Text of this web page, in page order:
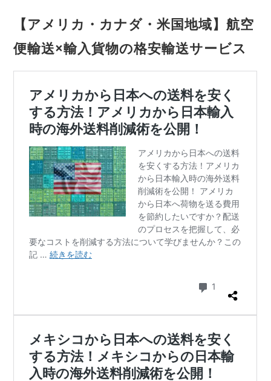
【アメリカ・カナダ・米国地域】航空
便輸送×輸入貨物の格安輸送サービス